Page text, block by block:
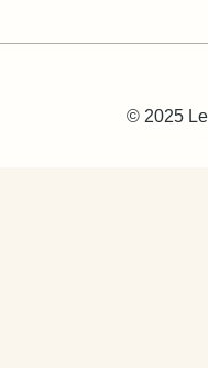
© 2025